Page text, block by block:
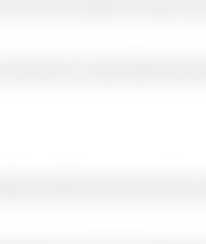
à vos besoins spécifiques et à votre budget. Chaque
fiers de fournir un travail de qualité supérieure dans le
sont disponibles dans toutes les régions du Maroc et